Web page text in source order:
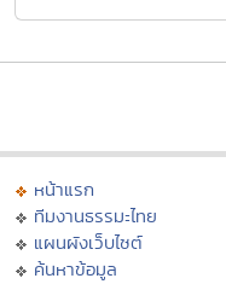
หน้าแรก
ทีมงานธรรมะไทย
แผนผังเว็บไซต์
ค้นหาข้อมูล